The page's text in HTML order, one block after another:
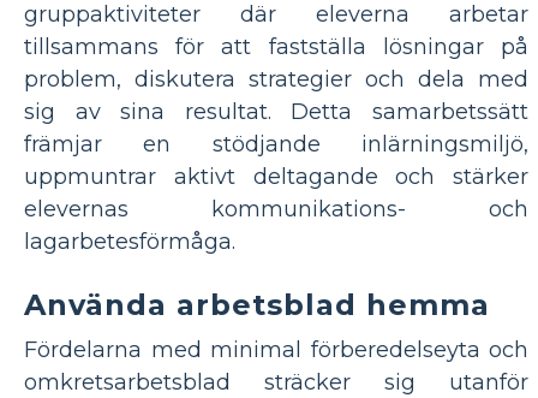
gruppaktiviteter där eleverna arbetar
tillsammans för att fastställa lösningar på
problem, diskutera strategier och dela med
sig av sina resultat. Detta samarbetssätt
främjar en stödjande inlärningsmiljö,
uppmuntrar aktivt deltagande och stärker
elevernas kommunikations- och
lagarbetesförmåga.
Använda arbetsblad hemma
Fördelarna med minimal förberedelseyta och
omkretsarbetsblad sträcker sig utanför